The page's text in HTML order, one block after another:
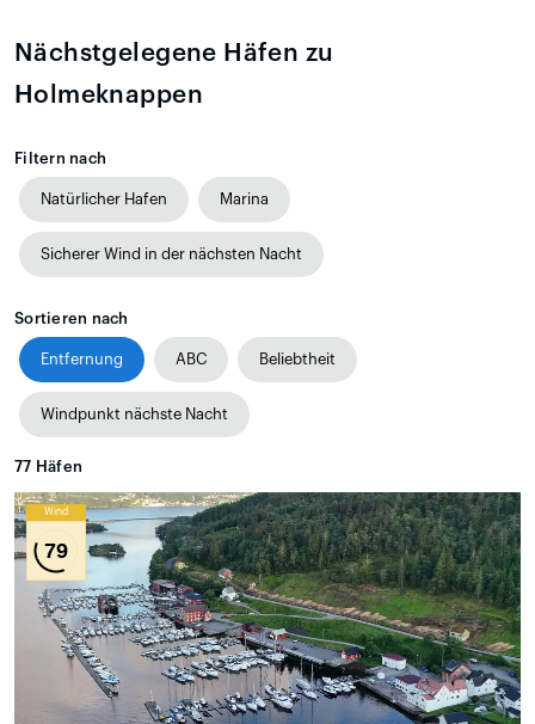
Nächstgelegene Häfen zu
Holmeknappen
Filtern nach
Natürlicher Hafen Marina
Sicherer Wind in der nächsten Nacht
Sortieren nach
Entfernung ABC Beliebtheit
Windpunkt nächste Nacht
77 Häfen
Wind
79